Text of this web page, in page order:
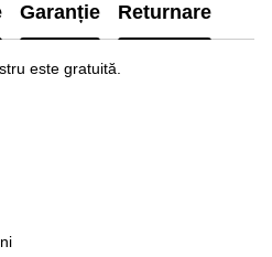
Garanție Returnare
este gratuită.